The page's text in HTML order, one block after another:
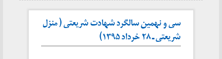
سی و نهمین سالگرد شهادت شریعتی ( منزل
شریعتی ـ ۲۸ خرداد ۱۳۹۵)